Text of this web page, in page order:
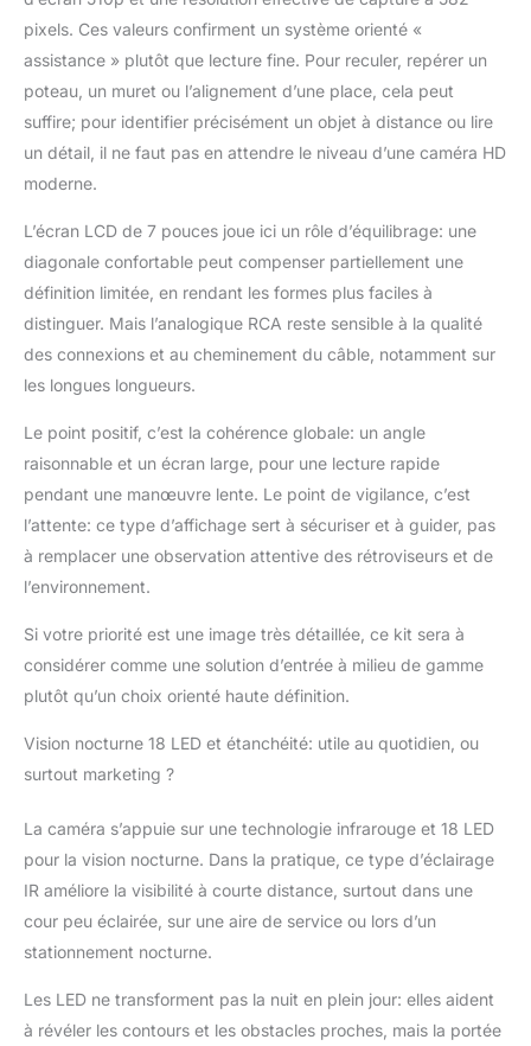
pixels. Ces valeurs confirment un système orienté «
assistance » plutôt que lecture fine. Pour reculer, repérer un
poteau, un muret ou l’alignement d’une place, cela peut
suffire; pour identifier précisément un objet à distance ou lire
un détail, il ne faut pas en attendre le niveau d’une caméra HD
moderne.
L’écran LCD de 7 pouces joue ici un rôle d’équilibrage: une
diagonale confortable peut compenser partiellement une
définition limitée, en rendant les formes plus faciles à
distinguer. Mais l’analogique RCA reste sensible à la qualité
des connexions et au cheminement du câble, notamment sur
les longues longueurs.
Le point positif, c’est la cohérence globale: un angle
raisonnable et un écran large, pour une lecture rapide
pendant une manœuvre lente. Le point de vigilance, c’est
l’attente: ce type d’affichage sert à sécuriser et à guider, pas
à remplacer une observation attentive des rétroviseurs et de
l’environnement.
Si votre priorité est une image très détaillée, ce kit sera à
considérer comme une solution d’entrée à milieu de gamme
plutôt qu’un choix orienté haute définition.
Vision nocturne 18 LED et étanchéité: utile au quotidien, ou
surtout marketing ?
La caméra s’appuie sur une technologie infrarouge et 18 LED
pour la vision nocturne. Dans la pratique, ce type d’éclairage
IR améliore la visibilité à courte distance, surtout dans une
cour peu éclairée, sur une aire de service ou lors d’un
stationnement nocturne.
Les LED ne transforment pas la nuit en plein jour: elles aident
à révéler les contours et les obstacles proches, mais la portée